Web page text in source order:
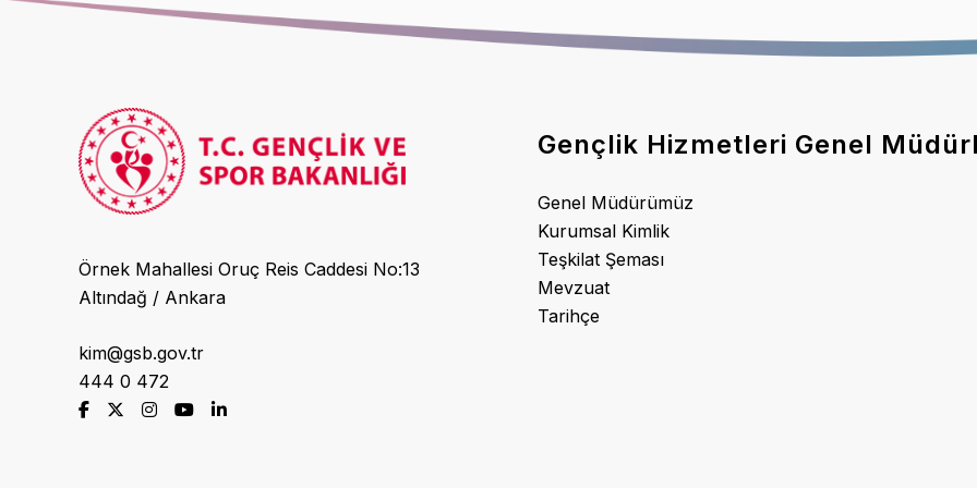
Örnek Mahallesi Oruç Reis Caddesi No:13
Altındağ / Ankara
kim@gsb.gov.tr
444 0 472
Gençlik Hizmetleri Genel
Genel Müdürümüz
Kurumsal Kimlik
Teşkilat Şeması
Mevzuat
Tarihçe